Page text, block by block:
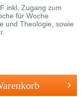
inkl. Zugang zum
für Woche
und Theologie, sowie